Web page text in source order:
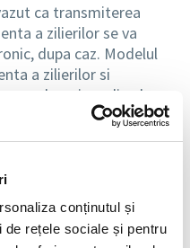
conținutul și
de rețele sociale și pentru
ca transmiterea
a zilierilor se va
dupa caz. Modelul
a zilierilor si
aproba prin ordin al
sociale si
publicat in MO
pentru completarea